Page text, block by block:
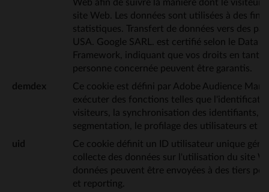
Web afin de suivre la manière dont le visiteur
site Web. Les données sont utilisées à des fins
statistiques. Transfert de données vers des
USA. Google SARL. est certifié selon le Data
Framework, indiquant que vos droits en tant
personne concernée peuvent être garantis.
demdex
Ce cookie est défini par Adobe Audience
exécuter des fonctions telles que
visiteurs, la synchronisation des identifiants, la
segmentation, le profilage des utilisateurs et
uid
Ce cookie définit un ID utilisateur unique
collecte des données sur l'utilisation du site
données peuvent être envoyées à des tiers
et reporting.